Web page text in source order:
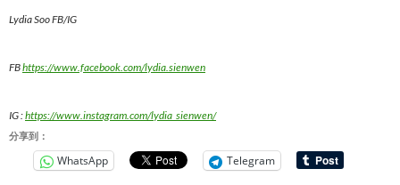
Lydia Soo FB/IG
FBhttps://www.facebook.com/lydia.sienwen
IG :https://www.instagram.com/lydia_sienwen/
分享到：
WhatsApp Telegram